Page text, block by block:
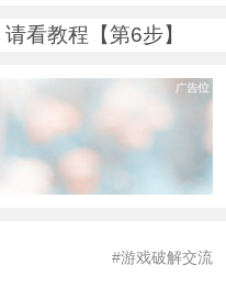
看教程【第6步】
#游戏破解交流